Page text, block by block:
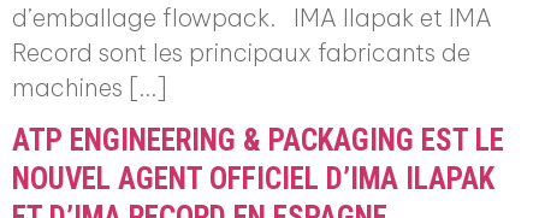
d’emballage flowpack. IMA Ilapak et IMA
Record sont les principaux fabricants de
machines […]
ATP ENGINEERING & PACKAGING EST LE
NOUVEL AGENT OFFICIEL D’IMA ILAPAK